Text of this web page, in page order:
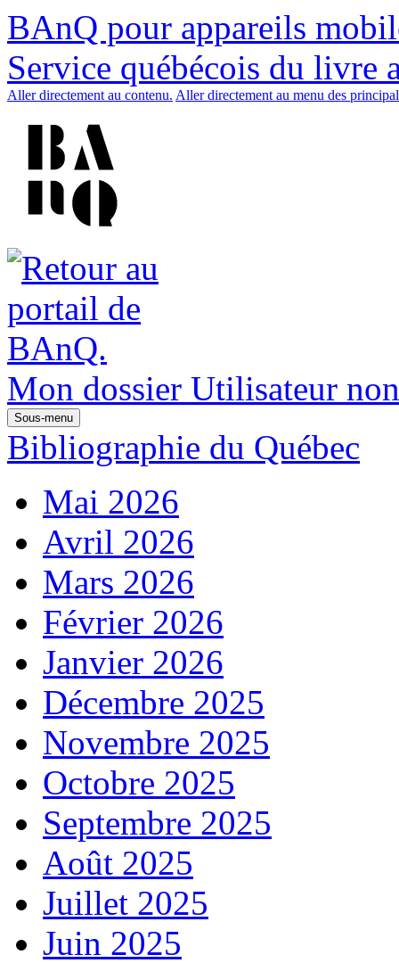
BAnQ pour appareils
Service québécois du livre
Aller directement au contenu. Aller directement au menu des
Mon dossier Utilisateur
Sous-menu
Bibliographie du Québec
Mai 2026
Avril 2026
Mars 2026
Février 2026
Janvier 2026
Décembre 2025
Novembre 2025
Octobre 2025
Septembre 2025
Août 2025
Juillet 2025
Juin 2025